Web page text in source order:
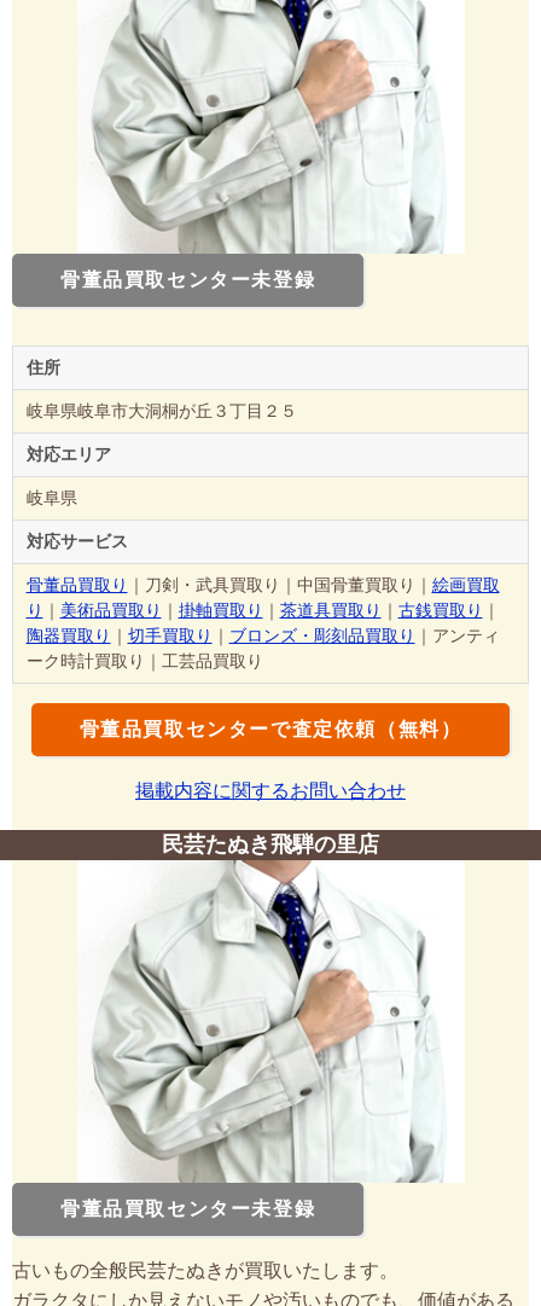
骨董品買取センター未登録
住所
岐阜県岐阜市大洞桐が丘３丁目２５
対応エリア
岐阜県
対応サービス
骨董品買取り ｜刀剣・武具買取り｜中国骨董買取り｜ 絵画買取
り ｜ 美術品買取り ｜ 掛軸買取り ｜ 茶道具買取り ｜ 古銭買取り ｜
陶器買取り ｜ 切手買取り ｜ ブロンズ・彫刻品買取り ｜アンティ
ーク時計買取り｜工芸品買取り
骨董品買取センターで査定依頼（無料）
掲載内容に関するお問い合わせ
民芸たぬき飛騨の里店
骨董品買取センター未登録
古いもの全般民芸たぬきが買取いたします。
ガラクタにしか見えないモノや汚いものでも、価値がある